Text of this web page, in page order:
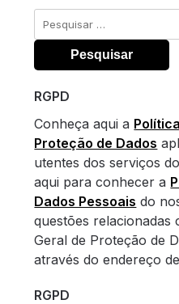
Pesquisar
por:
RGPD
Conheça aqui a
Proteção de Dados
utentes dos serviços
aqui para conhecer a
Dados Pessoais do
questões relacionadas
Geral de Proteção de
através do endereço
RGPD